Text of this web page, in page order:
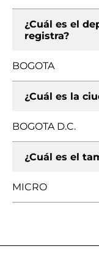
¿Cuál es el
registra?
BOGOTA
¿Cuál es la
BOGOTA D.C.
¿Cuál es el
MICRO